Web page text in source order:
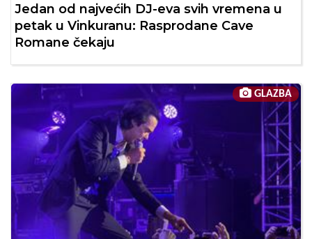
Jedan od najvećih DJ-eva svih vremena u
petak u Vinkuranu: Rasprodane Cave
Romane čekaju
GLAZBA